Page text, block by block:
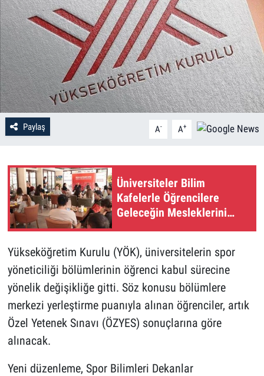
Paylaş A- A+
Üniversiteler Bilim
Kafelerle Öğrencilere
Geleceğin Mesleklerini
Yükseköğretim Kurulu (YÖK), üniversitelerin spor
yöneticiliği bölümlerinin öğrenci kabul sürecine
yönelik değişikliğe gitti. Söz konusu bölümlere
merkezi yerleştirme puanıyla alınan öğrenciler, artık
Özel Yetenek Sınavı (ÖZYES) sonuçlarına göre
alınacak.
Yeni düzenleme, Spor Bilimleri Dekanlar